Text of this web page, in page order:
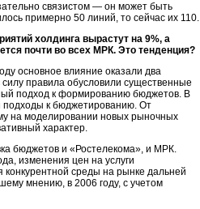
связистом — он может быть
примерно 50 линий, то сейчас их 110.
холдинга вырастут на 9%, а
почти во всех МРК. Это тенденция?
основное влияние оказали два
правила обусловили существенные
подход к формированию бюджетов. В
подходы к бюджетированию. От
на моделировании новых рыночных
характер.
бюджетов и «Ростелекома», и МРК.
изменения цен на услуги
конкурентной среды на рынке дальней
мнению, в 2006 году, с учетом